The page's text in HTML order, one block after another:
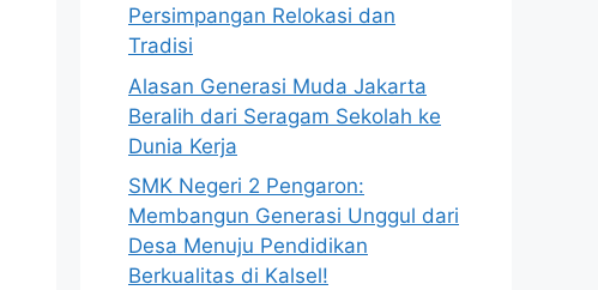
Persimpangan Relokasi dan
Tradisi
Alasan Generasi Muda Jakarta
Beralih dari Seragam Sekolah ke
Dunia Kerja
SMK Negeri 2 Pengaron:
Membangun Generasi Unggul dari
Desa Menuju Pendidikan
Berkualitas di Kalsel!